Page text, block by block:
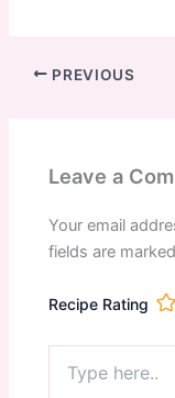
PREVIOUS
Leave a
Your email
fields are marked
Recipe Rating
here..